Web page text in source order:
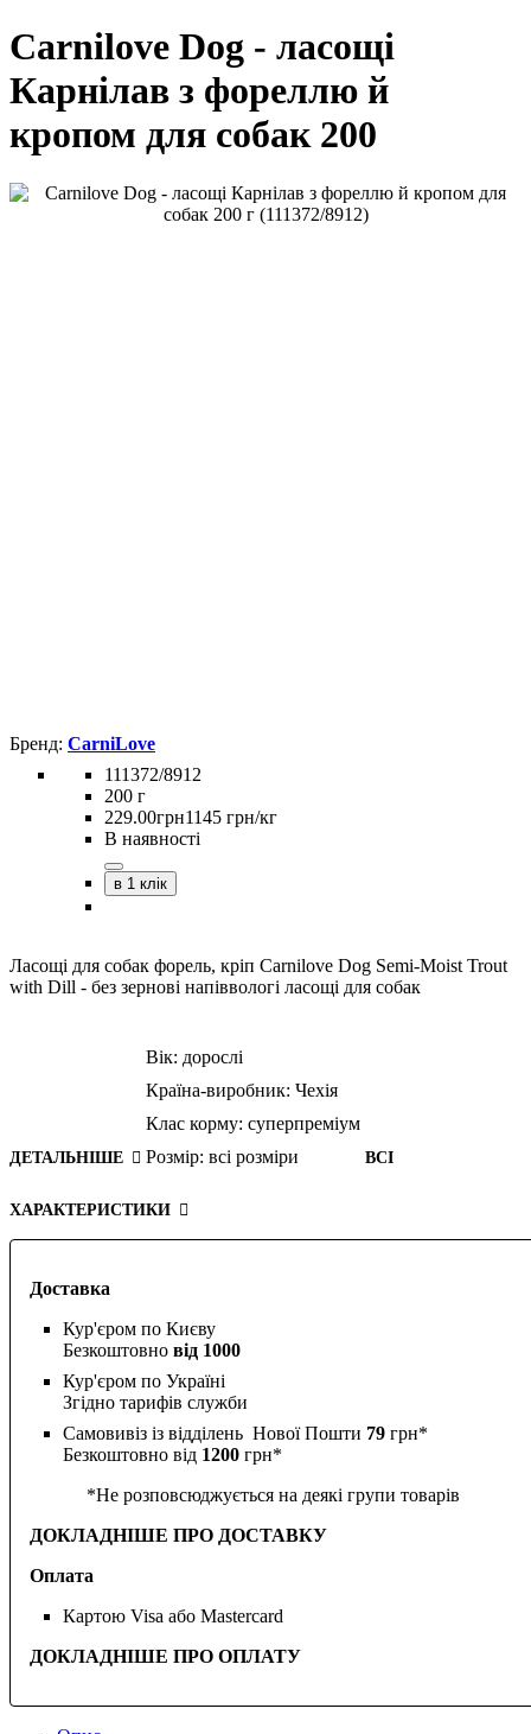
Carnilove Dog - ласощі
Карнілав з фореллю й
кропом для собак 200
Доставка
Кур'єром по Києву
Безкоштовно від 1000
Кур'єром по Україні
Згідно тарифів служби
Самовивіз із відділень Нової Пошти 79 грн*
Безкоштовно від 1200 грн*
*Не розповсюджується на деякі групи товарів
ДОКЛАДНІШЕ ПРО ДОСТАВКУ
Оплата
Картою Visa або Mastercard
ДОКЛАДНІШЕ ПРО ОПЛАТУ
CarniLove
111372/8912
200 г
229.00грн1145 грн/кг
В наявності
в 1 клік
Ласощі для собак форель, кріп Carnilove Dog Semi-Moist Trout
with Dill - без зернові напіввологі ласощі для собак
ДЕТАЛЬНІШЕ
Вік: дорослі
Країна-виробник: Чехія
Клас корму: суперпреміум
Розмір: всі розміри ВСІ
ХАРАКТЕРИСТИКИ